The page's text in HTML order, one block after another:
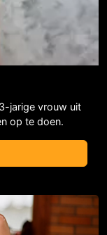
jarige vrouw uit
op te doen.